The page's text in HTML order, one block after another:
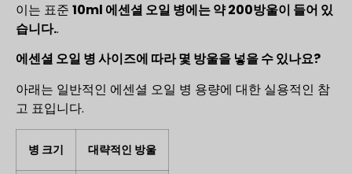
이는 표준 10ml 에센셜 오일 병에는 약 200방울이 들어 있
습니다..
에센셜 오일 병 사이즈에 따라 몇 방울을 넣을 수 있나요?
아래는 일반적인 에센셜 오일 병 용량에 대한 실용적인 참
고 표입니다.
병 크기 대략적인 방울